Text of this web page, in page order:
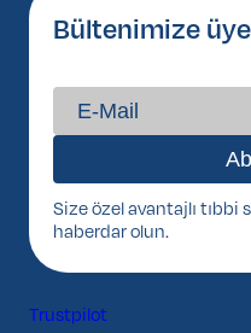
Bültenimize
Size özel avantajlı
haberdar olun.
Trustpilot